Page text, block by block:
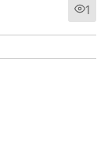
1